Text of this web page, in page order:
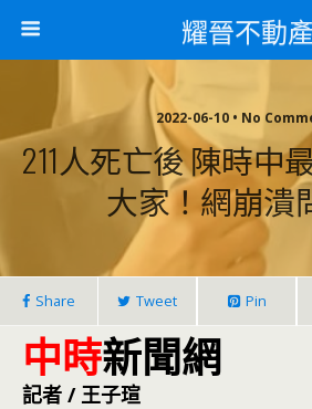
耀晉不動產
2022-06-10 • No
211人死亡後 陳時中
大家！網崩潰
Share Tweet Pin
中時新聞網
記者 / 王子瑄